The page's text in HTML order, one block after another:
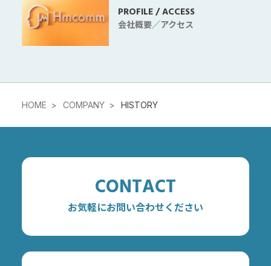
PROFILE / ACCESS
会社概要／アクセス
HOME COMPANY HISTORY
CONTACT
お気軽にお問い合わせください